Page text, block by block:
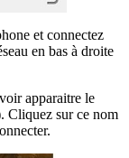
et connectez
en bas à droite
apparaitre le
Cliquez sur ce nom